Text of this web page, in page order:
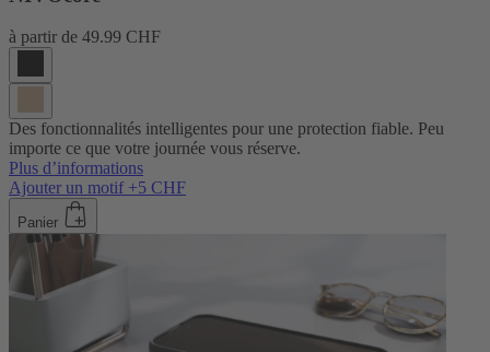
à partir de 49.99 CHF
Des fonctionnalités intelligentes pour une protection fiable. Peu
importe ce que votre journée vous réserve.
Plus d’informations
Ajouter un motif +5 CHF
Panier